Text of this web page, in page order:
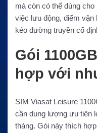
mà còn có thể dùng
việc lưu động, điểm
kéo đường truyền cố
Gói
hợp với
SIM Viasat Leisure
cần dung lượng ưu tiên
tháng. Gói này thích